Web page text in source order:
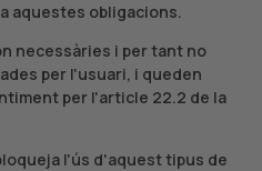
aquestes obligacions.
necessàries i per tant no
per l'usuari, i queden
per l'article 22.2 de la
l'ús d'aquest tipus de